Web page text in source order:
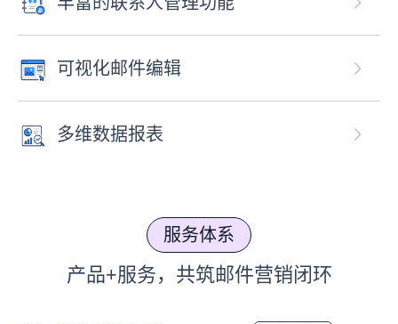
可视化邮件编辑
多维数据报表
服务体系
产品+服务，共筑邮件营销闭环